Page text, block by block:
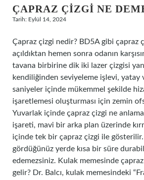
ÇAPRAZ ÇIZGI NE
Tarih: Eylül 14, 2024
Çapraz çizgi nedir? BD5A gibi çapraz
açıldıktan hemen sonra odanın
tavana birbirine dik iki lazer çizgisi
kendiliğinden seviyeleme işlevi, yatay
saniyeler içinde mükemmel şekilde
işaretlemesi oluşturması için zemin
Yuvarlak içinde çapraz çizgi ne anlama
işareti, mavi bir arka plan üzerinde
içinde tek bir çapraz çizgi ile
gördüğünüz yerde kısa bir süre
edemezsiniz. Kulak memesinde
gelir? Dr. Balcı, kulak memesindeki